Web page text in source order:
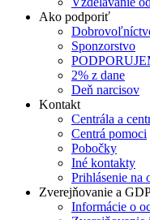
Ako podporiť
Sponzorstvo
2% z dane
Deň narcisov
Kontakt
Centrála a
Centrá pomoci
Pobočky
Iné kontakty
Prihlásenie na
Zverejňovanie a
Informácie o